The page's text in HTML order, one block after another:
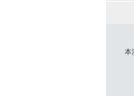
本